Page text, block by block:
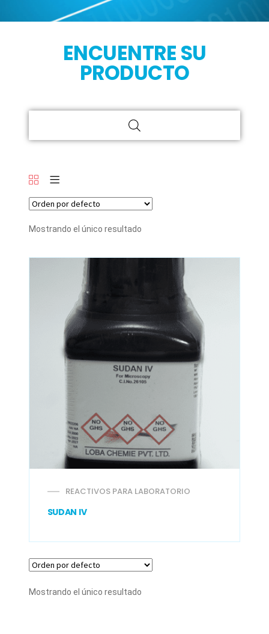
ENCUENTRE SU
PRODUCTO
Mostrando el único resultado
REACTIVOS PARA LABORATORIO
SUDAN IV
Mostrando el único resultado